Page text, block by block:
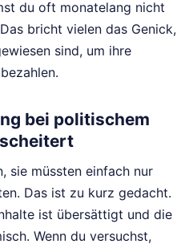
du oft monatelang nicht
bricht vielen das Genick,
sind, um ihre
bei politischem
sie müssten einfach nur
Das ist zu kurz gedacht.
ist übersättigt und die
Wenn du versuchst,